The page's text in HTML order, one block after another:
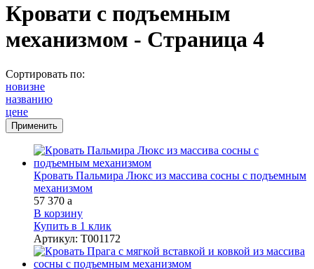
Кровати с подъемным
механизмом - Страница 4
Сортировать по:
новизне
названию
цене
Кровать Пальмира Люкс из массива сосны с подъемным
механизмом
57 370 a
В корзину
Купить в 1 клик
Артикул: Т001172